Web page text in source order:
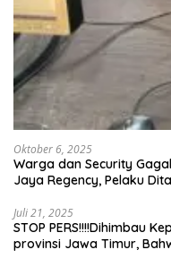
Oktober 6, 2025
Warga dan Security
Jaya Regency, Pelaku
Juli 21, 2025
STOP PERS!!!!Dihimbau
provinsi Jawa Timur,